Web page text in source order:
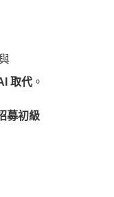
取代。
募初級